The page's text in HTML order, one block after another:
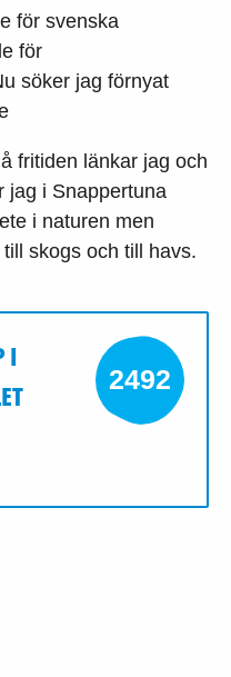
för svenska
för
söker jag förnyat
fritiden länkar jag och
jag i Snappertuna
i naturen men
skogs och till havs.
I
2492